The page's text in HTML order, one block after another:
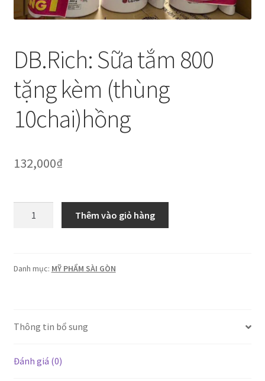
Thanh toán
DB.Rich: Sữa tắm 800
tặng kèm (thùng
10chai)hồng
132,000₫
tặng
số
Thêm vào giỏ hàng
Danh mục: MỸ PHẨM SÀI GÒN
Thông tin bổ sung
Đánh giá (0)